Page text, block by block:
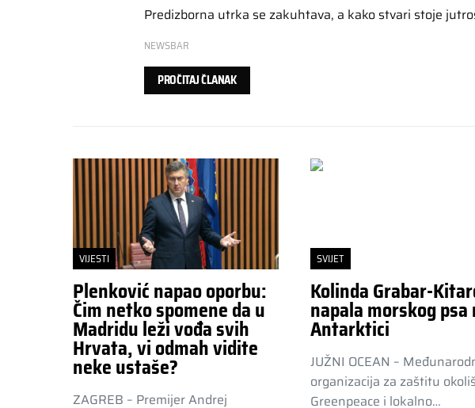
Predizborna utrka se zakuhtava, a kako stvari stoje
NEWSBAR
PROČITAJ ČLANAK
VIJESTI
Plenković napao oporbu:
Čim netko spomene da u
Madridu leži vođa svih
Hrvata, vi odmah vidite
neke ustaše?
ZAGREB – Premijer Andrej
SVIJET
Kolinda Grabar-
napala morskog psa
Antarktici
JUŽNI OCEAN –
organizacija za zaštitu
Greenpeace i lokalno…